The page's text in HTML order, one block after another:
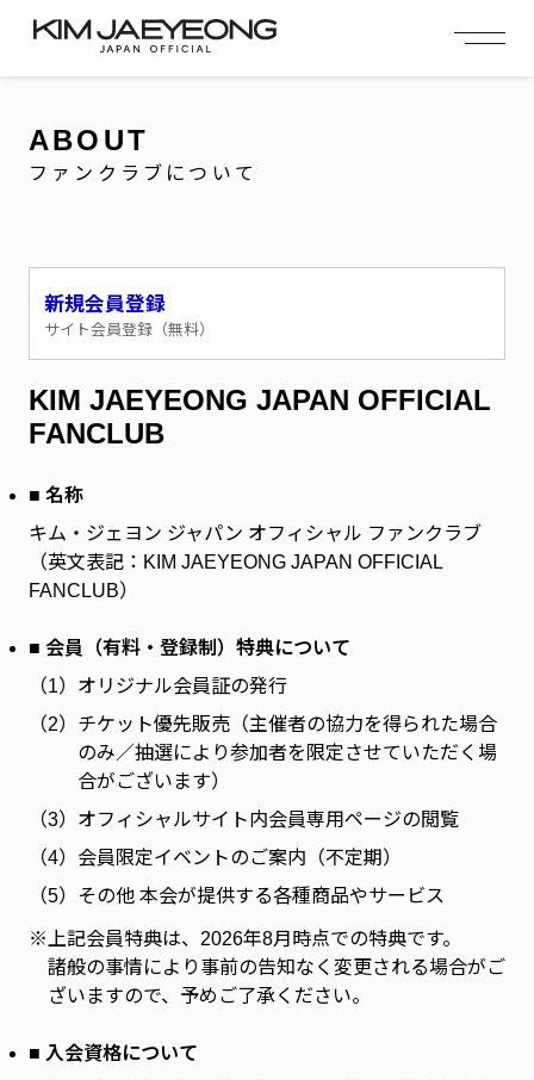
NEWS
PROFILE
EVENT
会員特典
FANCLUB
ファンクラブ
FC NEWS
ビデオ
GALLERY
ギャラリー
スペシャルメッセージ
CONTACT
お問い合わせ
OFFICIAL MENU
FC NEWS VIDEO GALLERY
ABOUT
ファンクラブについて
新規会員登録
サイト会員登録（無料）
KIM JAEYEONG JAPAN OFFICIAL
FANCLUB
■ 名称
キム・ジェヨン ジャパン オフィシャル ファンクラブ
（英文表記：KIM JAEYEONG JAPAN OFFICIAL
FANCLUB）
■ 会員（有料・登録制）特典について
（1） オリジナル会員証の発行
（2） チケット優先販売（主催者の協力を得られた場合
のみ／抽選により参加者を限定させていただく場
合がございます）
（3） オフィシャルサイト内会員専用ページの閲覧
（4） 会員限定イベントのご案内（不定期）
（5） その他 本会が提供する各種商品やサービス
※ 上記会員特典は、2026年8月時点での特典です。
諸般の事情により事前の告知なく変更される場合がご
ざいますので、予めご了承ください。
■ 入会資格について